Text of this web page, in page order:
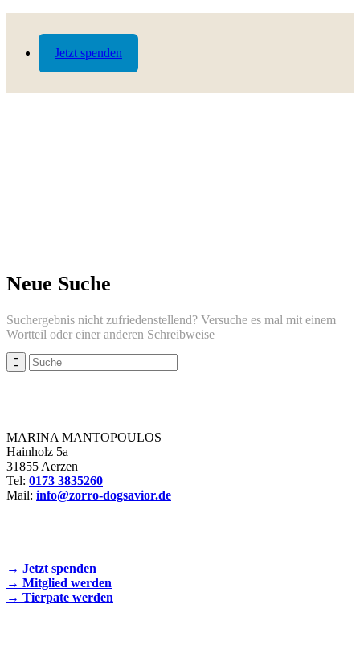
Jetzt spenden
Neue Suche
Suchergebnis nicht zufriedenstellend? Versuche es mal mit einem
Wortteil oder einer anderen Schreibweise
MARINA MANTOPOULOS
Hainholz 5a
31855 Aerzen
Tel: 0173 3835260
Mail: info@zorro-dogsavior.de
→ Jetzt spenden
→ Mitglied werden
→ Tierpate werden